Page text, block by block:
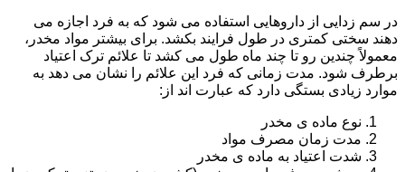
در سم زدایی از داروهایی استفاده می شود که به فرد اجازه می
دهند سختی کمتری در طول فرایند بکشد. برای بیشتر مواد مخدر،
معمولاً چندین رو تا چند ماه طول می کشد تا علائم ترک اعتیاد
برطرف شود. مدت زمانی که فرد این علائم را نشان می دهد به
موارد زیادی بستگی دارد که عبارت اند از:
نوع ماده ی مخدر
مدت زمان مصرف مواد
شدت اعتیاد به ماده ی مخدر